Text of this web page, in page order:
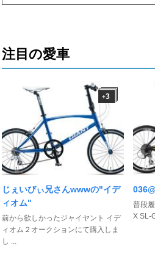
注目の愛車
+3
じぇいびぃ兄さんwwwの"イデ
ィオム"
前から欲しかったジャイヤント イデ
ィオム２オークションにて購入しま
し ...
普段
X SL-